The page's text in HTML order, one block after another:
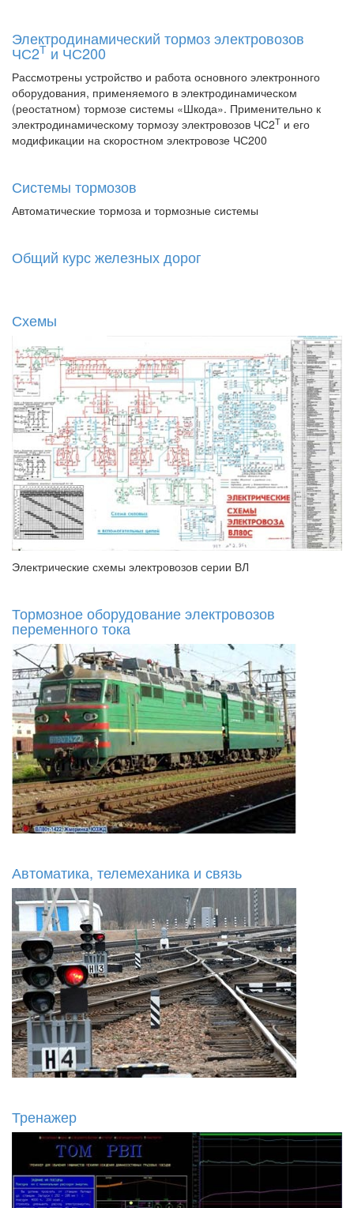
Электродинамический тормоз электровозов
ЧС2Т и ЧС200
Рассмотрены устройство и работа основного электронного
оборудования, применяемого в электродинамическом
(реостатном) тормозе системы «Шкода». Применительно к
электродинамическому тормозу электровозов ЧС2Т и его
модификации на скоростном электровозе ЧС200
Системы тормозов
Автоматические тормоза и тормозные системы
Общий курс железных дорог
Схемы
Электрические схемы электровозов серии ВЛ
Тормозное оборудование электровозов
переменного тока
Автоматика, телемеханика и связь
Тренажер